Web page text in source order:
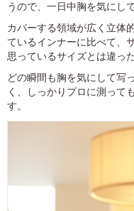
うので、一日中胸を気にし
カバーする領域が広く立体
ているインナーに比べて、
思っているサイズとは違っ
どの瞬間も胸を気にして写
く、しっかりプロに測って
す。